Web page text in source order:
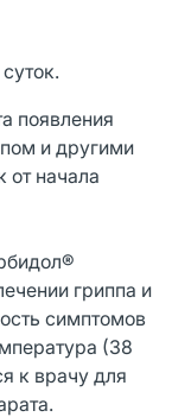
появления
и другими
от начала
гриппа и
симптомов
(38
к врачу для